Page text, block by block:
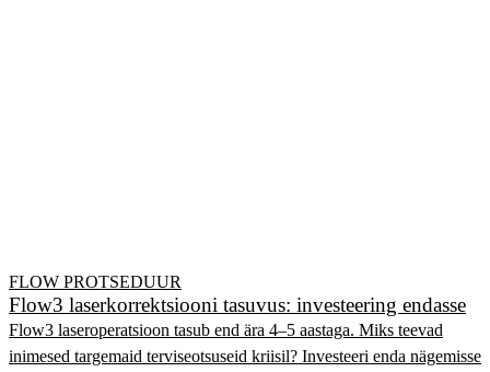
FLOW PROTSEDUUR
Flow3 laserkorrektsiooni tasuvus: investeering endasse
Flow3 laseroperatsioon tasub end ära 4–5 aastaga. Miks teevad
inimesed targemaid terviseotsuseid kriisil? Investeeri enda nägemisse